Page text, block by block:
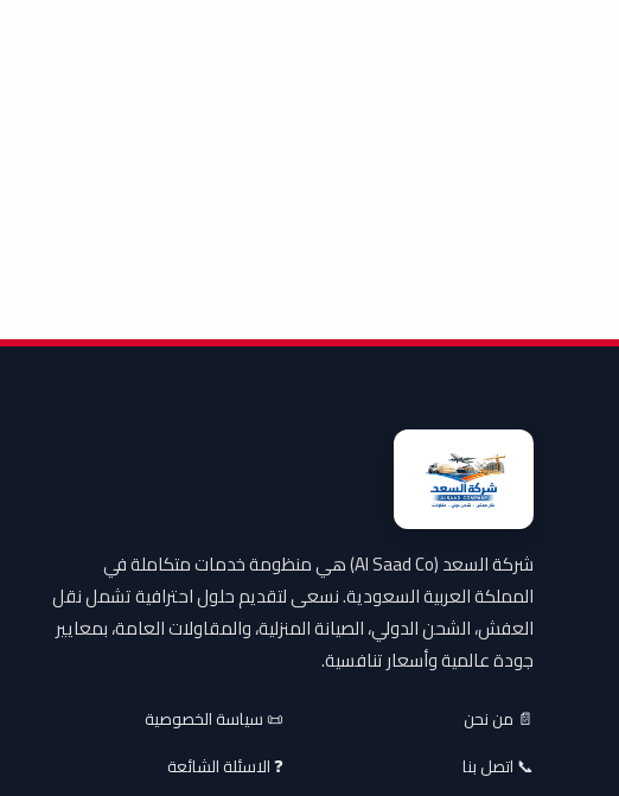
شركة السعد (Al Saad Co) هي منظومة خدمات متكاملة في
المملكة العربية السعودية. نسعى لتقديم حلول احترافية تشمل نقل
العفش، الشحن الدولي، الصيانة المنزلية، والمقاولات العامة، بمعايير
جودة عالمية وأسعار تنافسية.
📄 من نحن
📜 سياسة الخصوصية
📞 اتصل بنا
❓ الاسئلة الشائعة